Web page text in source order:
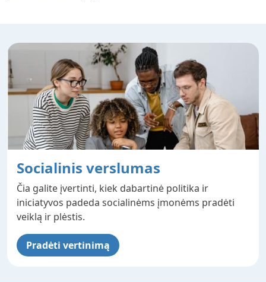
Socialinis verslumas
Čia galite įvertinti, kiek dabartinė politika ir
iniciatyvos padeda socialinėms įmonėms pradėti
veiklą ir plėstis.
Pradėti vertinimą